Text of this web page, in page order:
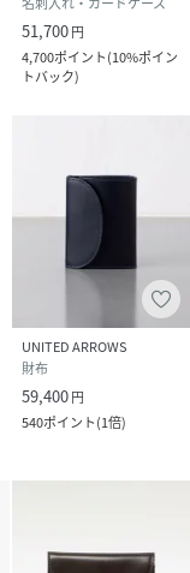
51,700円
4,700ポイント(10%ポイン
トバック)
UNITED ARROWS
財布
59,400円
540ポイント(1倍)